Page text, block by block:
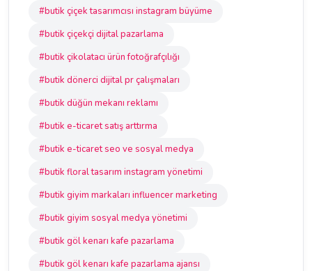
#butik çiçek tasarımcısı instagram büyüme
#butik çiçekçi dijital pazarlama
#butik çikolatacı ürün fotoğrafçılığı
#butik dönerci dijital pr çalışmaları
#butik düğün mekanı reklamı
#butik e-ticaret satış arttırma
#butik e-ticaret seo ve sosyal medya
#butik floral tasarım instagram yönetimi
#butik giyim markaları influencer marketing
#butik giyim sosyal medya yönetimi
#butik göl kenarı kafe pazarlama
#butik göl kenarı kafe pazarlama ajansı